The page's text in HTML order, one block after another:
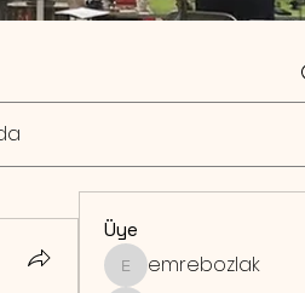
Üye
emrebozlak
emrebozlak